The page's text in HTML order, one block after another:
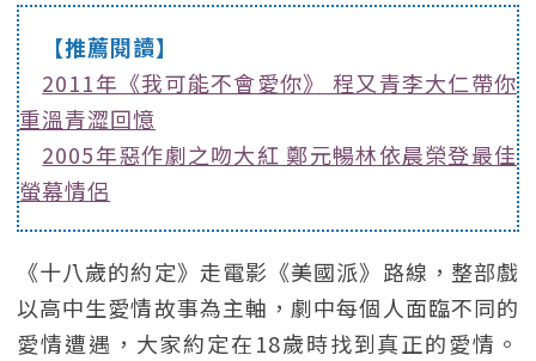
【推薦閱讀】
2011年《我可能不會愛你》 程又青李大仁帶你
重溫青澀回憶
2005年惡作劇之吻大紅 鄭元暢林依晨榮登最佳
螢幕情侶
《十八歲的約定》走電影《美國派》路線，整部戲
以高中生愛情故事為主軸，劇中每個人面臨不同的
愛情遭遇，大家約定在18歲時找到真正的愛情。